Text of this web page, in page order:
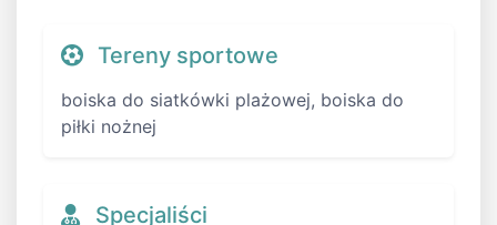
Tereny sportowe
boiska do siatkówki plażowej, boiska do
piłki nożnej
Specjaliści